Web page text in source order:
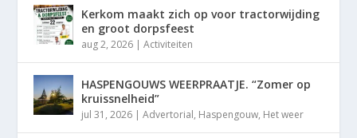
Kerkom maakt zich op voor tractorwijding
en groot dorpsfeest
aug 2, 2026 |Activiteiten
HASPENGOUWS WEERPRAATJE. “Zomer op
kruissnelheid”
jul 31, 2026 |Advertorial, Haspengouw, Het weer